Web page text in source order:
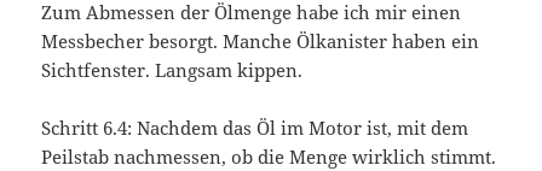
Zum Abmessen der Ölmenge habe ich mir einen
Messbecher besorgt. Manche Ölkanister haben ein
Sichtfenster. Langsam kippen.
Schritt 6.4: Nachdem das Öl im Motor ist, mit dem
Peilstab nachmessen, ob die Menge wirklich stimmt.